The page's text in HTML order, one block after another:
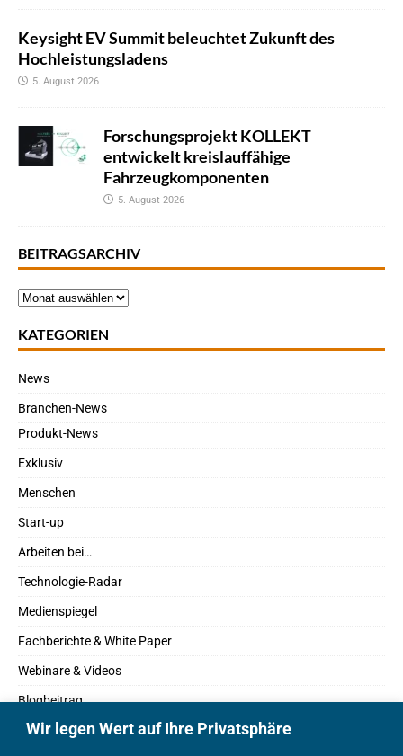
Wir legen Wert auf Ihre Privatsphäre
Keysight EV Summit beleuchtet Zukunft des
Hochleistungsladens
5. August 2026
Forschungsprojekt KOLLEKT
entwickelt kreislauffähige
Fahrzeugkomponenten
5. August 2026
BEITRAGSARCHIV
KATEGORIEN
News
Branchen-News
Produkt-News
Exklusiv
Menschen
Start-up
Arbeiten bei…
Technologie-Radar
Medienspiegel
Fachberichte & White Paper
Webinare & Videos
Blogbeitrag
Fachbücher